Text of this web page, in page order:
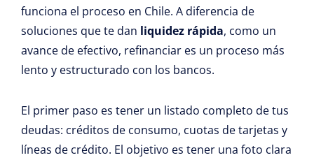
funciona el proceso en Chile. A diferencia de
soluciones que te dan liquidez rápida, como un
avance de efectivo, refinanciar es un proceso más
lento y estructurado con los bancos.
El primer paso es tener un listado completo de tus
deudas: créditos de consumo, cuotas de tarjetas y
líneas de crédito. El objetivo es tener una foto clara